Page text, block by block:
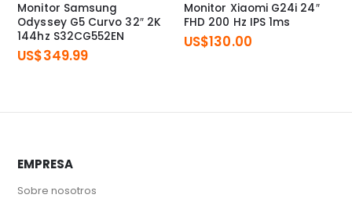
Monitor Samsung
Odyssey G5 Curvo 32″ 2K
144hz S32CG552EN
US$349.99
Monitor Xiaomi G24i 24″
FHD 200 Hz IPS 1ms
US$130.00
EMPRESA
Sobre nosotros